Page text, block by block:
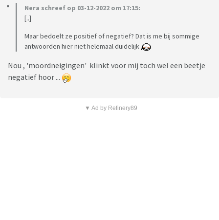
Nera schreef op 03-12-2022 om 17:15:
[..]
Maar bedoelt ze positief of negatief? Dat is me bij sommige
antwoorden hier niet helemaal duidelijk
Nou , 'moordneigingen' klinkt voor mij toch wel een beetje
negatief hoor ...
▼ Ad by Refinery89